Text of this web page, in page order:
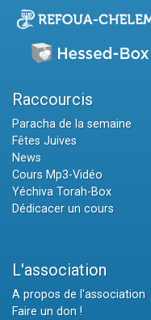
Raccourcis
Paracha de la semaine
Fêtes Juives
News
Cours Mp3-Vidéo
Yéchiva Torah-Box
Dédicacer un cours
L'association
A propos de l'association
Faire un don !